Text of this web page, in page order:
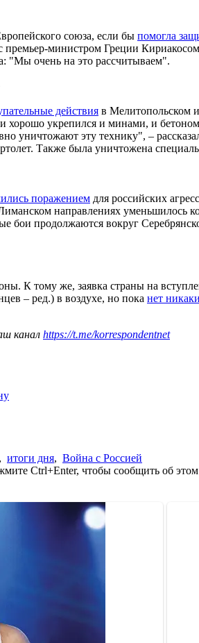
союза, если бы помогла
министром Греции
"Мы очень на это рассчитываем".
действия в Мелитопольском
укрепился и минами, и
уничтожают эту технику", –
Также была уничтожена
поражением для российских
направлениях уменьшилось
бои продолжаются вокруг
К тому же, заявка страны на
– ред.) в воздухе, но пока нет
канал https://t.me/korrespondentnet
итоги дня, Война с Россией
Ctrl+Enter, чтобы сообщить об